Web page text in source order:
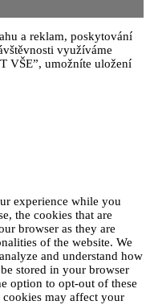
a reklam, poskytování
využíváme
VŠE”, umožníte uložení
experience while you
the cookies that are
browser as they are
of the website. We
and understand how
stored in your browser
option to opt-out of these
may affect your